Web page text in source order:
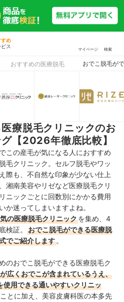
すめ
ス
マイページ 検索
おすすめの医療脱毛 おでこ脱毛が
療脱毛クリニックのお
【2026年徹底比較】
この産毛が気になる人におすすめ
毛クリニック。セルフ脱毛やワッ
際も、不自然な印象が少ない仕上
湘南美容やリゼなど医療脱毛クリ
ニックごとに回数別にかかる費用
か迷ってしまいますよね。
の医療脱毛クリニックを集め、4
検証。
おでこ脱毛ができる医療脱
でご紹介します 。
のおでこ脱毛ができる医療脱毛ク
広くおでこが含まれているうえ、
用できる通いやすいクリニッ
とに加え、美容皮膚科医の本多先